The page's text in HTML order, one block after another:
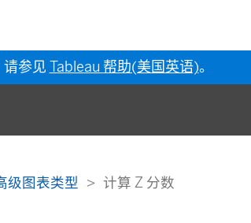
参见 Tableau 帮助(美国英语)。
级图表类型 计算 Z 分数